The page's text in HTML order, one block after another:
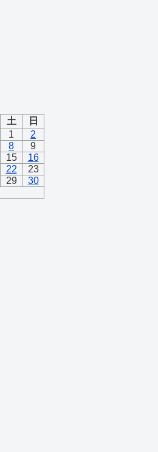
土
日
1
2
8
9
15
16
22
23
29
30